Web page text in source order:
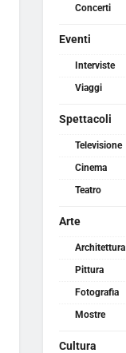
Concerti
Eventi
Interviste
Viaggi
Spettacoli
Televisione
Cinema
Teatro
Arte
Architettura
Pittura
Fotografia
Mostre
Cultura